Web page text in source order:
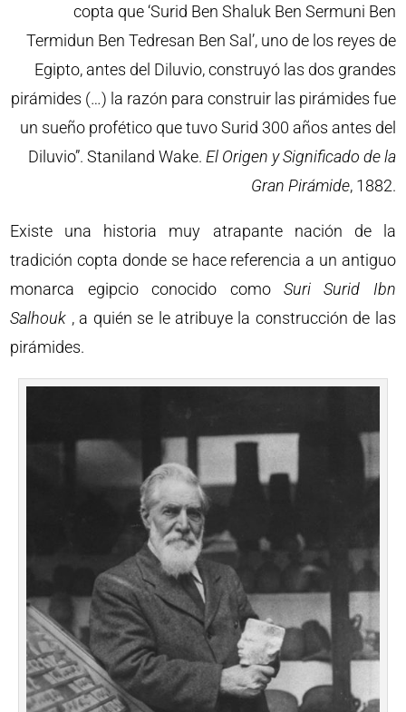
copta que ‘Surid Ben Shaluk Ben Sermuni Ben
Termidun Ben Tedresan Ben Sal’, uno de los reyes de
Egipto, antes del Diluvio, construyó las dos grandes
pirámides (…) la razón para construir las pirámides fue
un sueño profético que tuvo Surid 300 años antes del
Diluvio”. Staniland Wake. El Origen y Significado de la
Gran Pirámide, 1882.
Existe una historia muy atrapante nación de la
tradición copta donde se hace referencia a un antiguo
monarca egipcio conocido como Suri
Surid Ibn
Salhouk , a quién se le atribuye la construcción de las
pirámides.